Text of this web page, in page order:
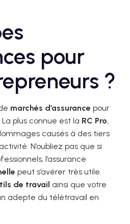
pour
?
marchés d’assurance pour
plus connue est la RC Pro,
causés à des tiers
N’oubliez pas que si
l’assurance
peut s’avérer très utile.
de travail ainsi que votre
adepte du télétravail en